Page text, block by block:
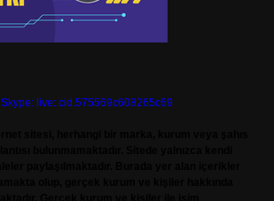
Skype: live:.cid.575569c608265c69